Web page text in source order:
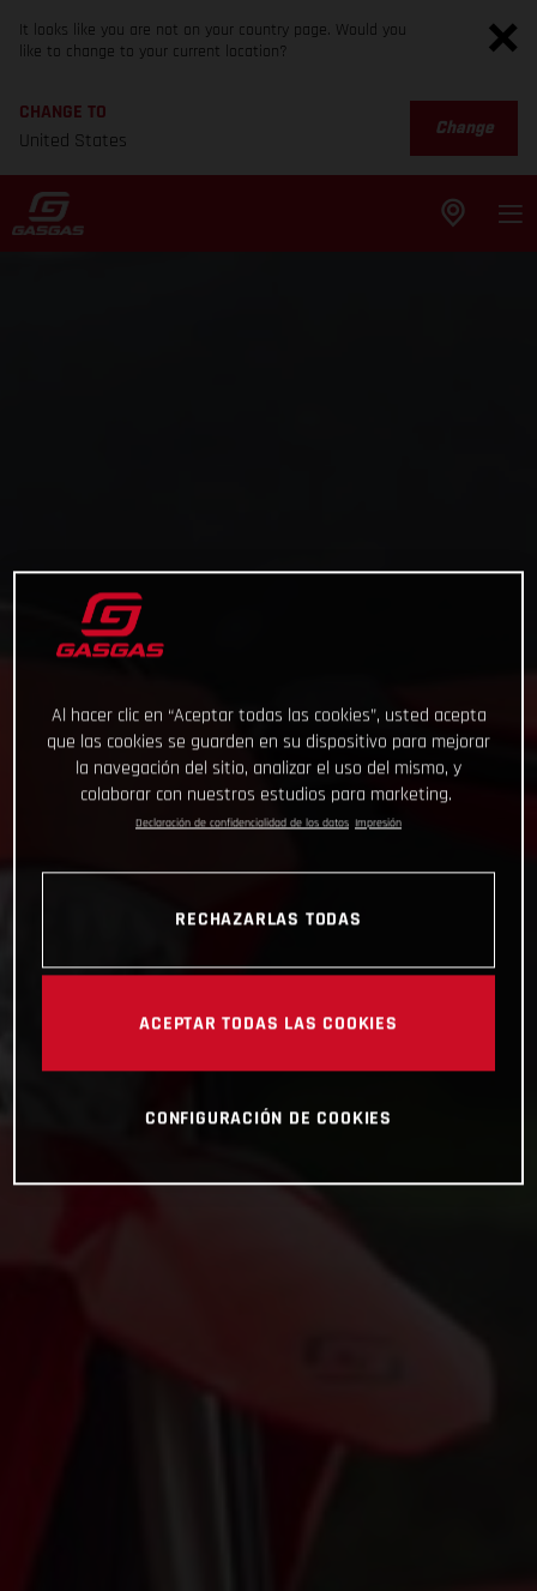
It looks like you are not on your country page. Would you
like to change to your current location?
CHANGE TO
United States
Change
Al hacer clic en “Aceptar todas las cookies”, usted acepta
que las cookies se guarden en su dispositivo para mejorar
la navegación del sitio, analizar el uso del mismo, y
colaborar con nuestros estudios para marketing.
Declaración de confidencialidad de los datos Impresión
RECHAZARLAS TODAS
ACEPTAR TODAS LAS COOKIES
CONFIGURACIÓN DE COOKIES